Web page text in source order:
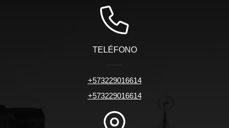
TELÉFONO
+573229016614
+573229016614